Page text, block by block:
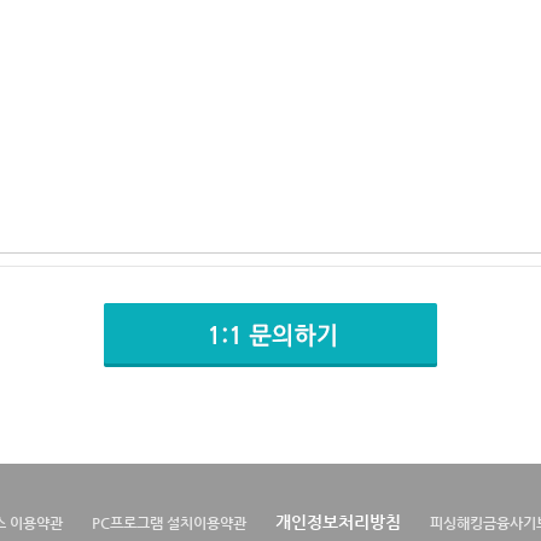
이용약관 PC프로그램 설치이용약관 개인정보처리방침 피싱해킹금융사기